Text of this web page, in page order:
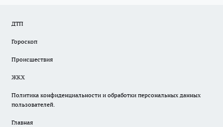
ДТП
Гороскоп
Происшествия
ЖКХ
Политика конфиденциальности и обработки персональных данных
пользователей.
Главная